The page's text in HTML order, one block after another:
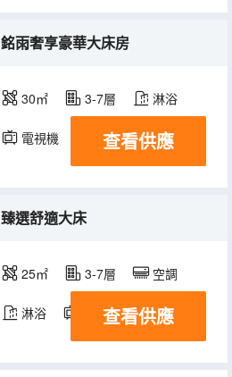
銘雨奢享豪華大床房
30㎡ 3-7層 淋浴
電視機 查看供應
臻選舒適大床
25㎡ 3-7層 空調
淋浴 電視機
查看供應